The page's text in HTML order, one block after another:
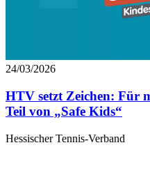
24/03/2026
HTV setzt Zeichen: Für
Teil von „Safe Kids“
Hessischer Tennis-Verband